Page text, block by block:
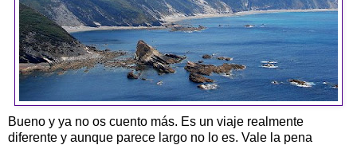
Bueno y ya no os cuento más. Es un viaje realmente
diferente y aunque parece largo no lo es. Vale la pena